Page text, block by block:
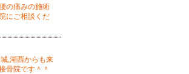
の痛みの施術
にご相談くだ
,湖西からも来
骨院です＾＾